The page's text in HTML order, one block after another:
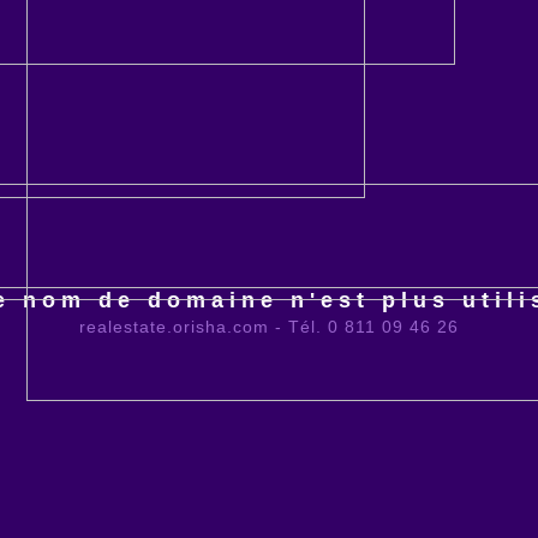
nom de domaine n'est plus
realestate.orisha.com - Tél. 0 811 09 46 26